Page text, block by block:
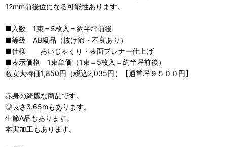
12mm前後位になる可能性あります。
■入数 1束＝5枚入＝約半坪前後
■等級 AB級品（抜け節・不良あり）
■仕様 あいじゃくり・表面プレナー仕上げ
■表示価格 1束単価（1束＝5枚入＝約半坪前後）
激安大特価1,850円（税込2,035円）【通常坪９５００円】
赤身の綺麗な商品です。
◎長さ3.65mもあります。
生節A品もあります。
本実加工もあります。